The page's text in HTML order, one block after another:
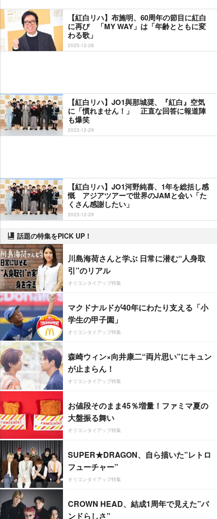
【紅白リハ】布施明、60周年の節目に紅白
に再び 「MY WAY」は「年齢とともに変
わる歌」
2025-12-28
【紅白リハ】JO1與那城奨、『紅白』空気
に「慣れません！」 正直な回答に報道陣
も爆笑
2023-12-29
【紅白リハ】JO1河野純喜、1年を総括し感
慨 アジアツアーで世界のJAMと会い「た
くさん感謝したい」
2023-12-29
話題の特集をPICK UP！
川島海荷さんと学ぶ 日常に潜む“人身取
引”のリアル
オリコンタイアップ特集
マクドナルドが40年にわたり支える「小
学生の甲子園」
オリコンタイアップ特集
森崎ウィン×向井康二“両片思い”にキュン
が止まらん！
オリコンタイアップ特集
お値段そのまま45％増量！ファミマ夏の
大盤振る舞い
オリコンタイアップ特集
SUPER★DRAGON、自ら描いた”レトロ
フューチャー”
オリコンタイアップ特集
CROWN HEAD、結成1周年で見えた”バ
ンドらしさ”